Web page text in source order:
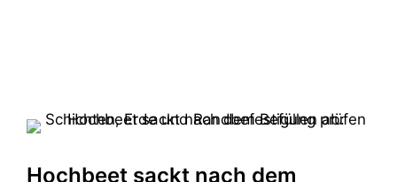
Hochbeet sackt nach dem